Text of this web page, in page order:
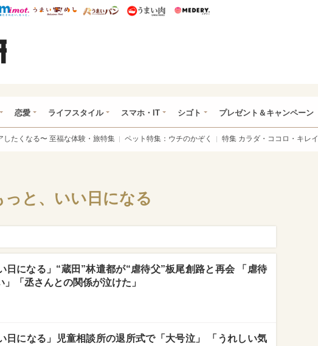
レぴあ総研 ディズニー特集
mimot. うまいめし うまいパン うまい肉
恋愛 ライフスタイル スマホ・IT シゴト プレゼント＆キャンペーン
したくなる〜 至福な体験・旅特集 ペット特集：ウチのかぞく 特集 カラダ・ココロ・キレイ
っと、いい日になる
日になる」“蔵田”林遣都が“虐待父”板尾創路と再会 「虐待
「丞さんとの関係が泣けた」
日になる」児童相談所の退所式で「大号泣」 「うれしい気